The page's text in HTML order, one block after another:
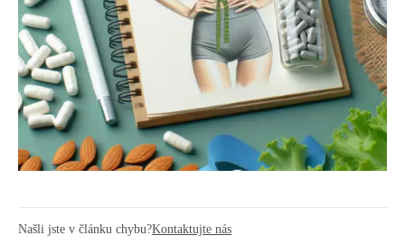
Našli jste v článku chybu?Kontaktujte nás